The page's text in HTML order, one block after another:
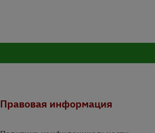
Правовая информация